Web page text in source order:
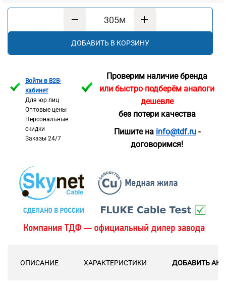
м
ДОБАВИТЬ В КОРЗИНУ
Войти в B2B-
кабинет
Для юр лиц
Оптовые цены
Персональные
скидки
Заказы 24/7
Проверим наличие бренда
или быстро подберём аналоги
дешевле
без потери качества
Пишите на info@tdf.ru-
договоримся!
ОПИСАНИЕ ХАРАКТЕРИСТИКИ ДОБАВИТЬ